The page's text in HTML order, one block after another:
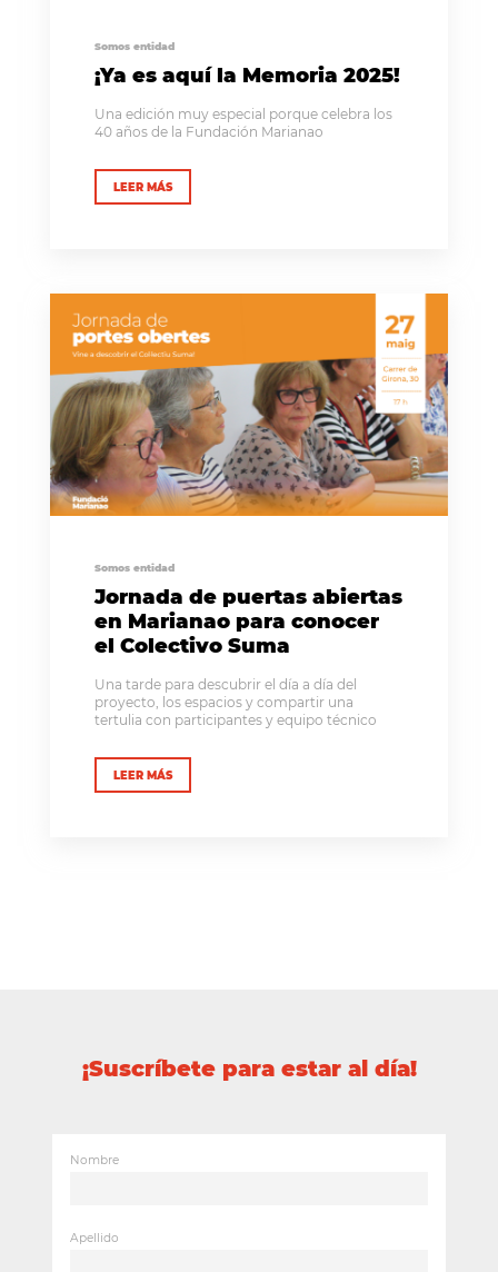
Somos entidad
¡Ya es aquí la Memoria 2025!
Una edición muy especial porque celebra los
40 años de la Fundación Marianao
LEER MÁS
Somos entidad
Jornada de puertas abiertas
en Marianao para conocer
el Colectivo Suma
Una tarde para descubrir el día a día del
proyecto, los espacios y compartir una
tertulia con participantes y equipo técnico
LEER MÁS
¡Suscríbete para estar al día!
Nombre
Apellido